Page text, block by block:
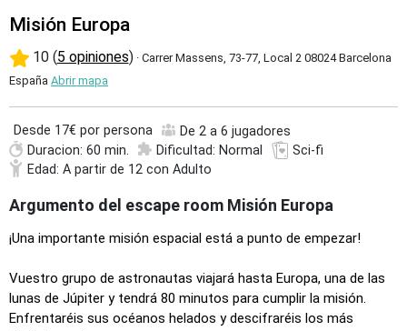
Misión Europa
10 (5 opiniones)· Carrer Massens, 73-77, Local 2 08024 Barcelona
España Abrir mapa
Desde 17€ por persona
De 2 a 6 jugadores
Duracion: 60 min.
Dificultad: Normal
Sci-fi
Edad: A partir de 12 con Adulto
Argumento del escape room Misión Europa
¡Una importante misión espacial está a punto de empezar!
Vuestro grupo de astronautas viajará hasta Europa, una de las
lunas de Júpiter y tendrá 80 minutos para cumplir la misión.
Enfrentaréis sus océanos helados y descifraréis los más